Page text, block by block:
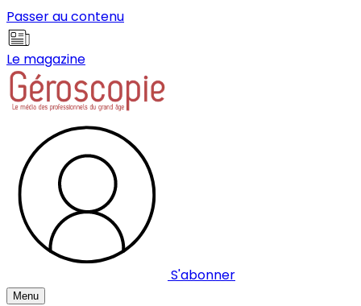
Passer au contenu
Le magazine
S'abonner
Menu
Panneau de gestion des cookies